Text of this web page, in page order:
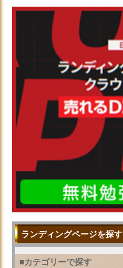
ランディングページを探す
■カテゴリーで探す